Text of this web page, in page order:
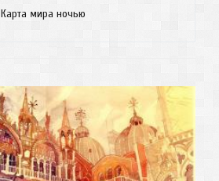
Карта мира ночью